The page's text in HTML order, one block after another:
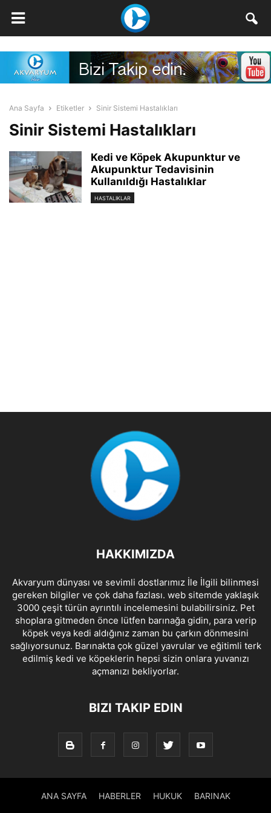
Ana Sayfa Etiketler Sinir Sistemi Hastalıkları
Sinir Sistemi Hastalıkları
Kedi ve Köpek Akupunktur ve
Akupunktur Tedavisinin
Kullanıldığı Hastalıklar
HASTALIKLAR
HAKKIMIZDA
Akvaryum dünyası ve sevimli dostlarımız İle İlgili bilinmesi
gereken bilgiler ve çok daha fazlası. web sitemde yaklaşık
3000 çeşit türün ayrıntılı incelemesini bulabilirsiniz. Pet
shoplara gitmeden önce lütfen barınağa gidin, para verip
köpek veya kedi aldığınız zaman bu çarkın dönmesini
sağlıyorsunuz. Barınakta çok güzel yavrular ve eğitimli terk
edilmiş kedi ve köpeklerin hepsi sizin onlara yuvanızı
açmanızı bekliyorlar.
BIZI TAKIP EDIN
ANA SAYFA HABERLER HUKUK BARINAK